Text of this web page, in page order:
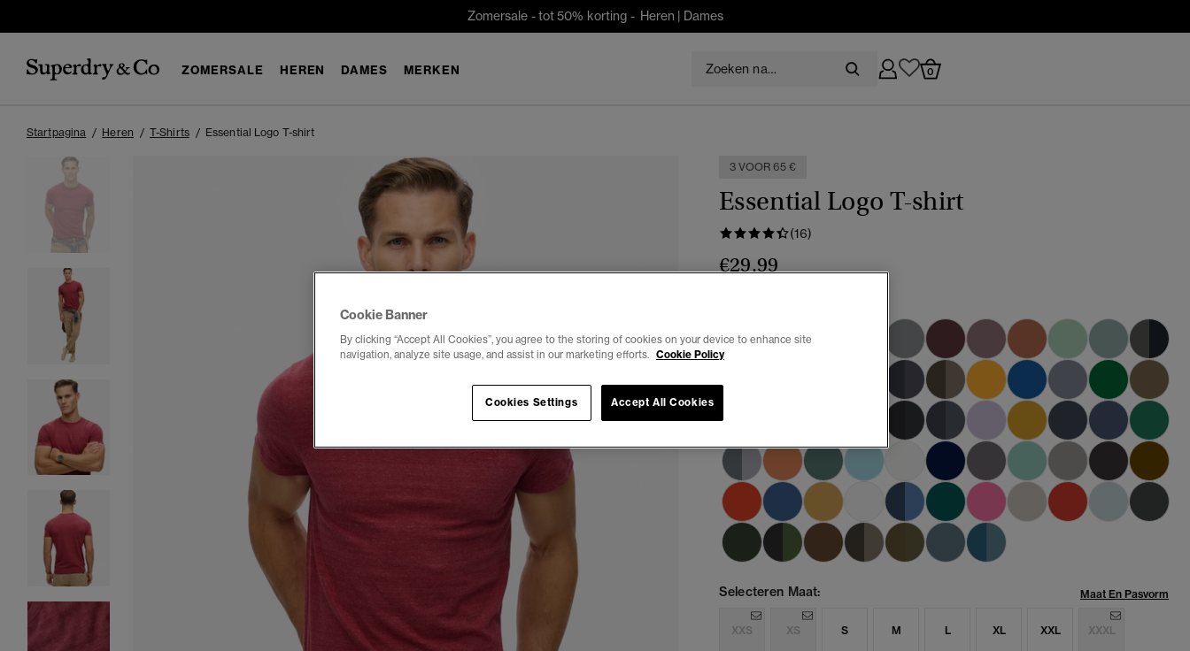
Zomersale - tot 50% korting - Heren | Dames
ZOMERSALE HEREN DAMES MERKEN 0
Startpagina Heren T-Shirts Essential Logo T-shirt
3 VOOR 65 €
Essential Logo T-shirt
(16)
€29,99
Selecteren Maat: Maat En Pasvorm
XXS XS S M L XL XXL XXXL
Cookie Banner
By clicking “Accept All Cookies”, you agree to the storing of cookies on your device to enhance site
navigation, analyze site usage, and assist in our marketing efforts. Cookie Policy
Cookies Settings Accept All Cookies